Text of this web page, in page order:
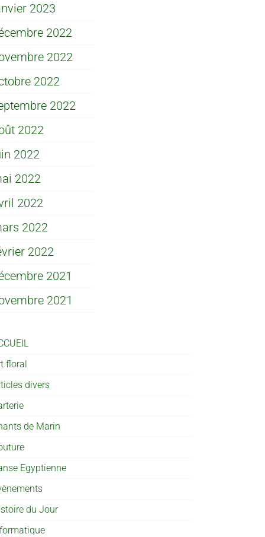
2023
2022
2022
2022
2022
2022
2022
2022
2022
2022
2022
2021
2021
floral
divers
de Marin
Egyptienne
du Jour